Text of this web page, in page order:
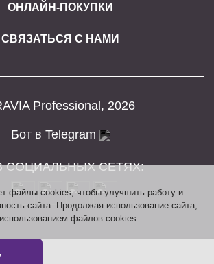
ОНЛАЙН-ПОКУПКИ
СВЯЗАТЬСЯ С НАМИ
Professional, 2026
Бот в Telegram
СОЦИАЛЬНЫХ СЕТЯХ:
файлы cookies, чтобы улучшить работу и
сайта. Продолжая использование сайта,
файлов cookies.